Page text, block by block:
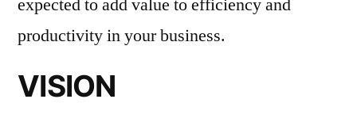
expected to add value to efficiency and
productivity in your business.
VISION